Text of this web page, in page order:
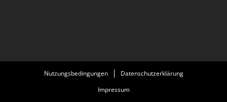
Nutzungsbedingungen
Datenschutzerklärung
Impressum